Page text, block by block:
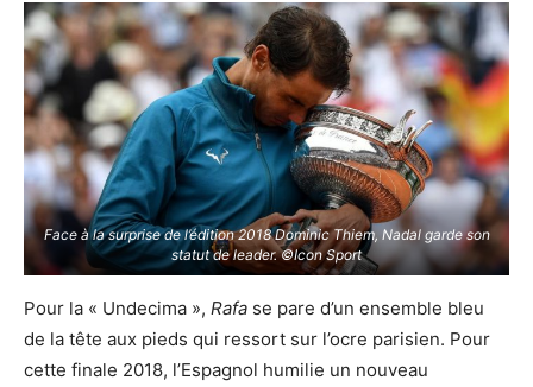
Face à la surprise de l’édition 2018 Dominic Thiem, Nadal garde son
statut de leader. ©Icon Sport
Pour la « Undecima », Rafa se pare d’un ensemble bleu
de la tête aux pieds qui ressort sur l’ocre parisien. Pour
cette finale 2018, l’Espagnol humilie un nouveau